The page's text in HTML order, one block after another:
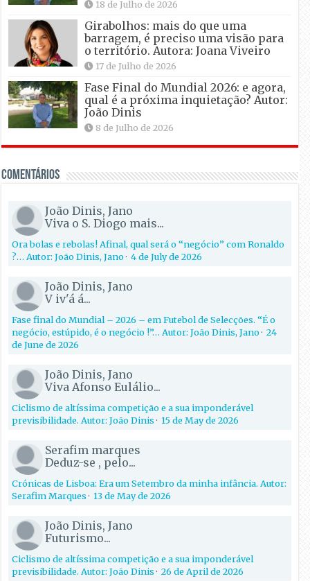
18 de Julho de 2026
Girabolhos: mais do que uma
barragem, é preciso uma visão para
o território. Autora: Joana Viveiro
17 de Julho de 2026
Fase Final do Mundial 2026: e agora,
qual é a próxima inquietação? Autor:
João Dinis
8 de Julho de 2026
Comentários
João Dinis, Jano
Viva o S. Diogo mais...
Ora bolas e rebolas! Afinal, qual será o “negócio” com Ronaldo
?… Autor: João Dinis, Jano·4 de July de 2026
João Dinis, Jano
V iv'á á...
Fase final do Mundial – 2026 – em Futebol de Selecções. “É o
negócio, estúpido, é o negócio !”… Autor: João Dinis, Jano·24
de June de 2026
João Dinis, Jano
Viva Afonso Eulálio...
Ciclismo de altíssima competição e a sua imponderável
previsibilidade. Autor: João Dinis·15 de May de 2026
Serafim marques
Deduz-se , pelo...
Crónicas de Lisboa: Era um Setembro da minha infância. Autor:
Serafim Marques·13 de May de 2026
João Dinis, Jano
Futurismo...
Ciclismo de altíssima competição e a sua imponderável
previsibilidade. Autor: João Dinis·26 de April de 2026